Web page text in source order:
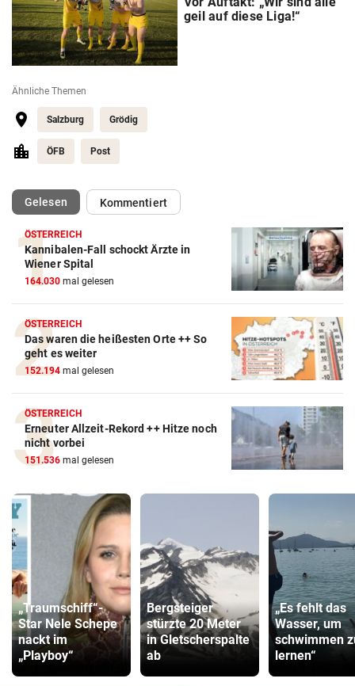
geil auf diese Liga!“
Ähnliche Themen
Salzburg Grödig
ÖFB Post
Gelesen(ausgewählt)Kommentiert
ÖSTERREICH
Kannibalen-Fall schockt Ärzte in
Wiener Spital
164.030 mal gelesen
ÖSTERREICH
Das waren die heißesten Orte ++ So
geht es weiter
152.194 mal gelesen
ÖSTERREICH
Erneuter Allzeit-Rekord ++ Hitze noch
nicht vorbei
151.536 mal gelesen
„Traumschiff“-
Star Nele Schepe
nackt im
„Playboy“
Bergsteiger
stürzte 20 Meter
in Gletscherspalte
ab
„Es fehlt das
Wasser, um
schwimmen
lernen“